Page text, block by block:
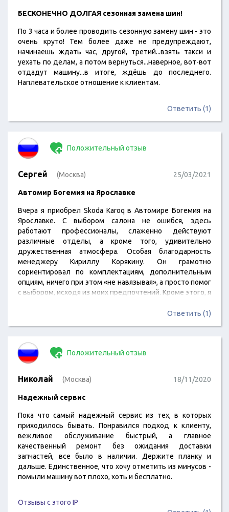
БЕСКОНЕЧНО ДОЛГАЯ сезонная замена шин!
По 3 часа и более проводить сезонную замену шин - это
очень круто! Тем более даже не предупреждают,
начинаешь ждать час, другой, третий...взять такси и
уехать по делам, а потом вернуться...наверное, вот-вот
отдадут машину...в итоге, ждёшь до последнего.
Наплевательское отношение к клиентам.
Ответить (1)
Положительный отзыв
Сергей (Москва) 25/03/2021
Автомир Богемия на Ярославке
Вчера я приобрел Skoda Karoq в Автомире Богемия на
Ярославке. С выбором салона не ошибся, здесь
работают профессионалы, слаженно действуют
различные отделы, а кроме того, удивительно
дружественная атмосфера. Особая благодарность
менеджеру Кириллу Корякину. Он грамотно
сориентировал по комплектациям, дополнительным
опциям, ничего при этом «не навязывая», а просто помог
с выбором, исходя из моих предпочтений. Кроме этого, я
протяжении всей сделки. Отмечу работу Алексея
сделано четко, быстро, прозрачно. Страховки оформил
на месте, причём на очень привлекательных условиях,
за что страховщикам отдельное спасибо. Автомир…
Ответить (1)
Положительный отзыв
Николай (Москва) 18/11/2020
Надежный сервис
Пока что самый надежный сервис из тех, в которых
приходилось бывать. Понравился подход к клиенту,
вежливое обслуживание быстрый, а главное
качественный ремонт без ожидания доставки
запчастей, все было в наличии. Держите планку и
дальше. Единственное, что хочу отметить из минусов -
помыли машину вот плохо, хоть и бесплатно.
Отзывы с этого IP